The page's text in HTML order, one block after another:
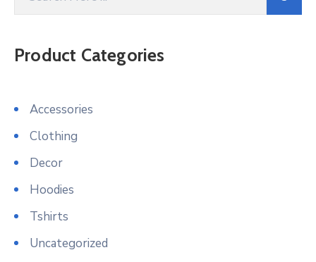
Product Categories
Accessories
Clothing
Decor
Hoodies
Tshirts
Uncategorized